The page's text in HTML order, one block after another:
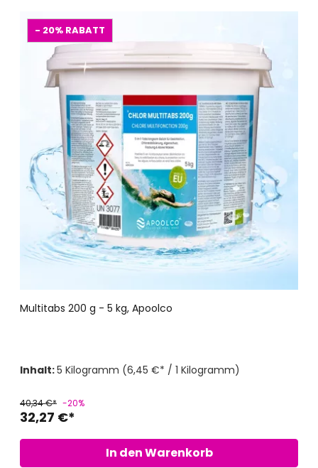
- 20% RABATT
Multitabs 200 g - 5 kg, Apoolco
Inhalt:5 Kilogramm (6,45 €* / 1 Kilogramm)
32,27 €*
40,34 €* -20%
In den Warenkorb